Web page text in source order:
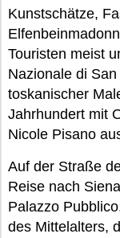
Kunstschätze,
Touristen meist
Nazionale di
toskanischer
Jahrhundert mit
Nicole Pisano
Auf der Straße
Reise nach
Palazzo
des Mittelalters,